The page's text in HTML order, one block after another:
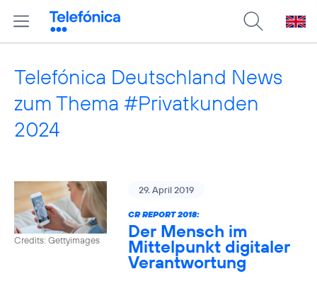
Telefónica Deutschland News
zum Thema #Privatkunden
2024
Credits: Gettyimages
29. April 2019
CR REPORT 2018:
Der Mensch im
Mittelpunkt digitaler
Verantwortung